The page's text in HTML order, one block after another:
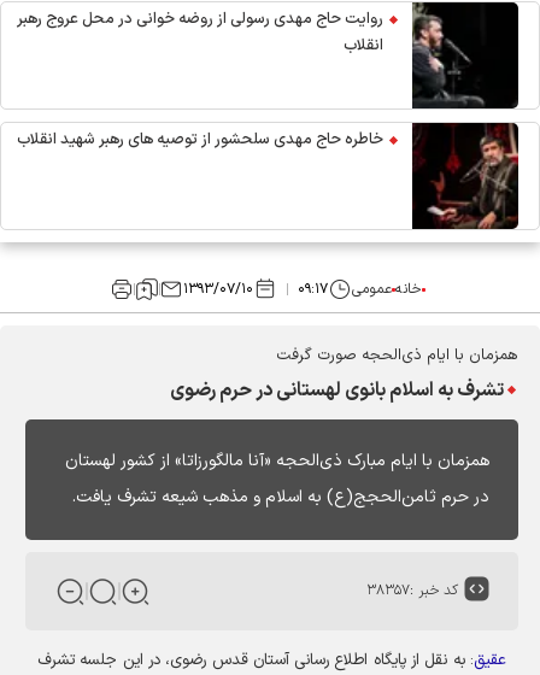
روایت حاج مهدی رسولی از روضه خوانی در محل عروج رهبر
انقلاب
خاطره حاج مهدی سلحشور از توصیه های رهبر شهید انقلاب
خانهعمومی ۰۹:۱۷ ۱۳۹۳/۰۷/۱۰
همزمان با ایام ذی‌الحجه صورت گرفت
تشرف به اسلام بانوی لهستانی در حرم رضوی
همزمان با ایام مبارک ذی‌الحجه «آنا مالگورزاتا» از کشور لهستان
در حرم ثامن‌الحجج(ع) به اسلام و مذهب شیعه تشرف یافت.
کد خبر :۳۸۳۵۷
عقیق: به نقل از پایگاه اطلاع رسانی آستان قدس رضوی، در این جلسه تشرف